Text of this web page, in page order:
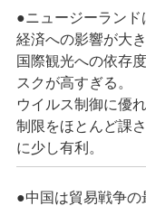
●ニュージーラン
経済への影響が大
国際観光への依存
スクが高すぎる。
ウイルス制御に優
制限をほとんど課
に少し有利。
●中国は貿易戦争